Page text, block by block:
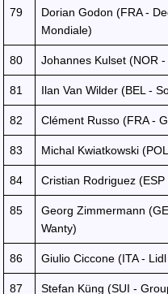
79
Dorian Godon (FRA -
Mondiale)
80 Johannes Kulset (NOR
81 Ilan Van Wilder (BEL -
82 Clément Russo (FRA -
83 Michal Kwiatkowski
84 Cristian Rodriguez
85
Georg Zimmermann
Wanty)
86 Giulio Ciccone (ITA -
87 Stefan Küng (SUI -